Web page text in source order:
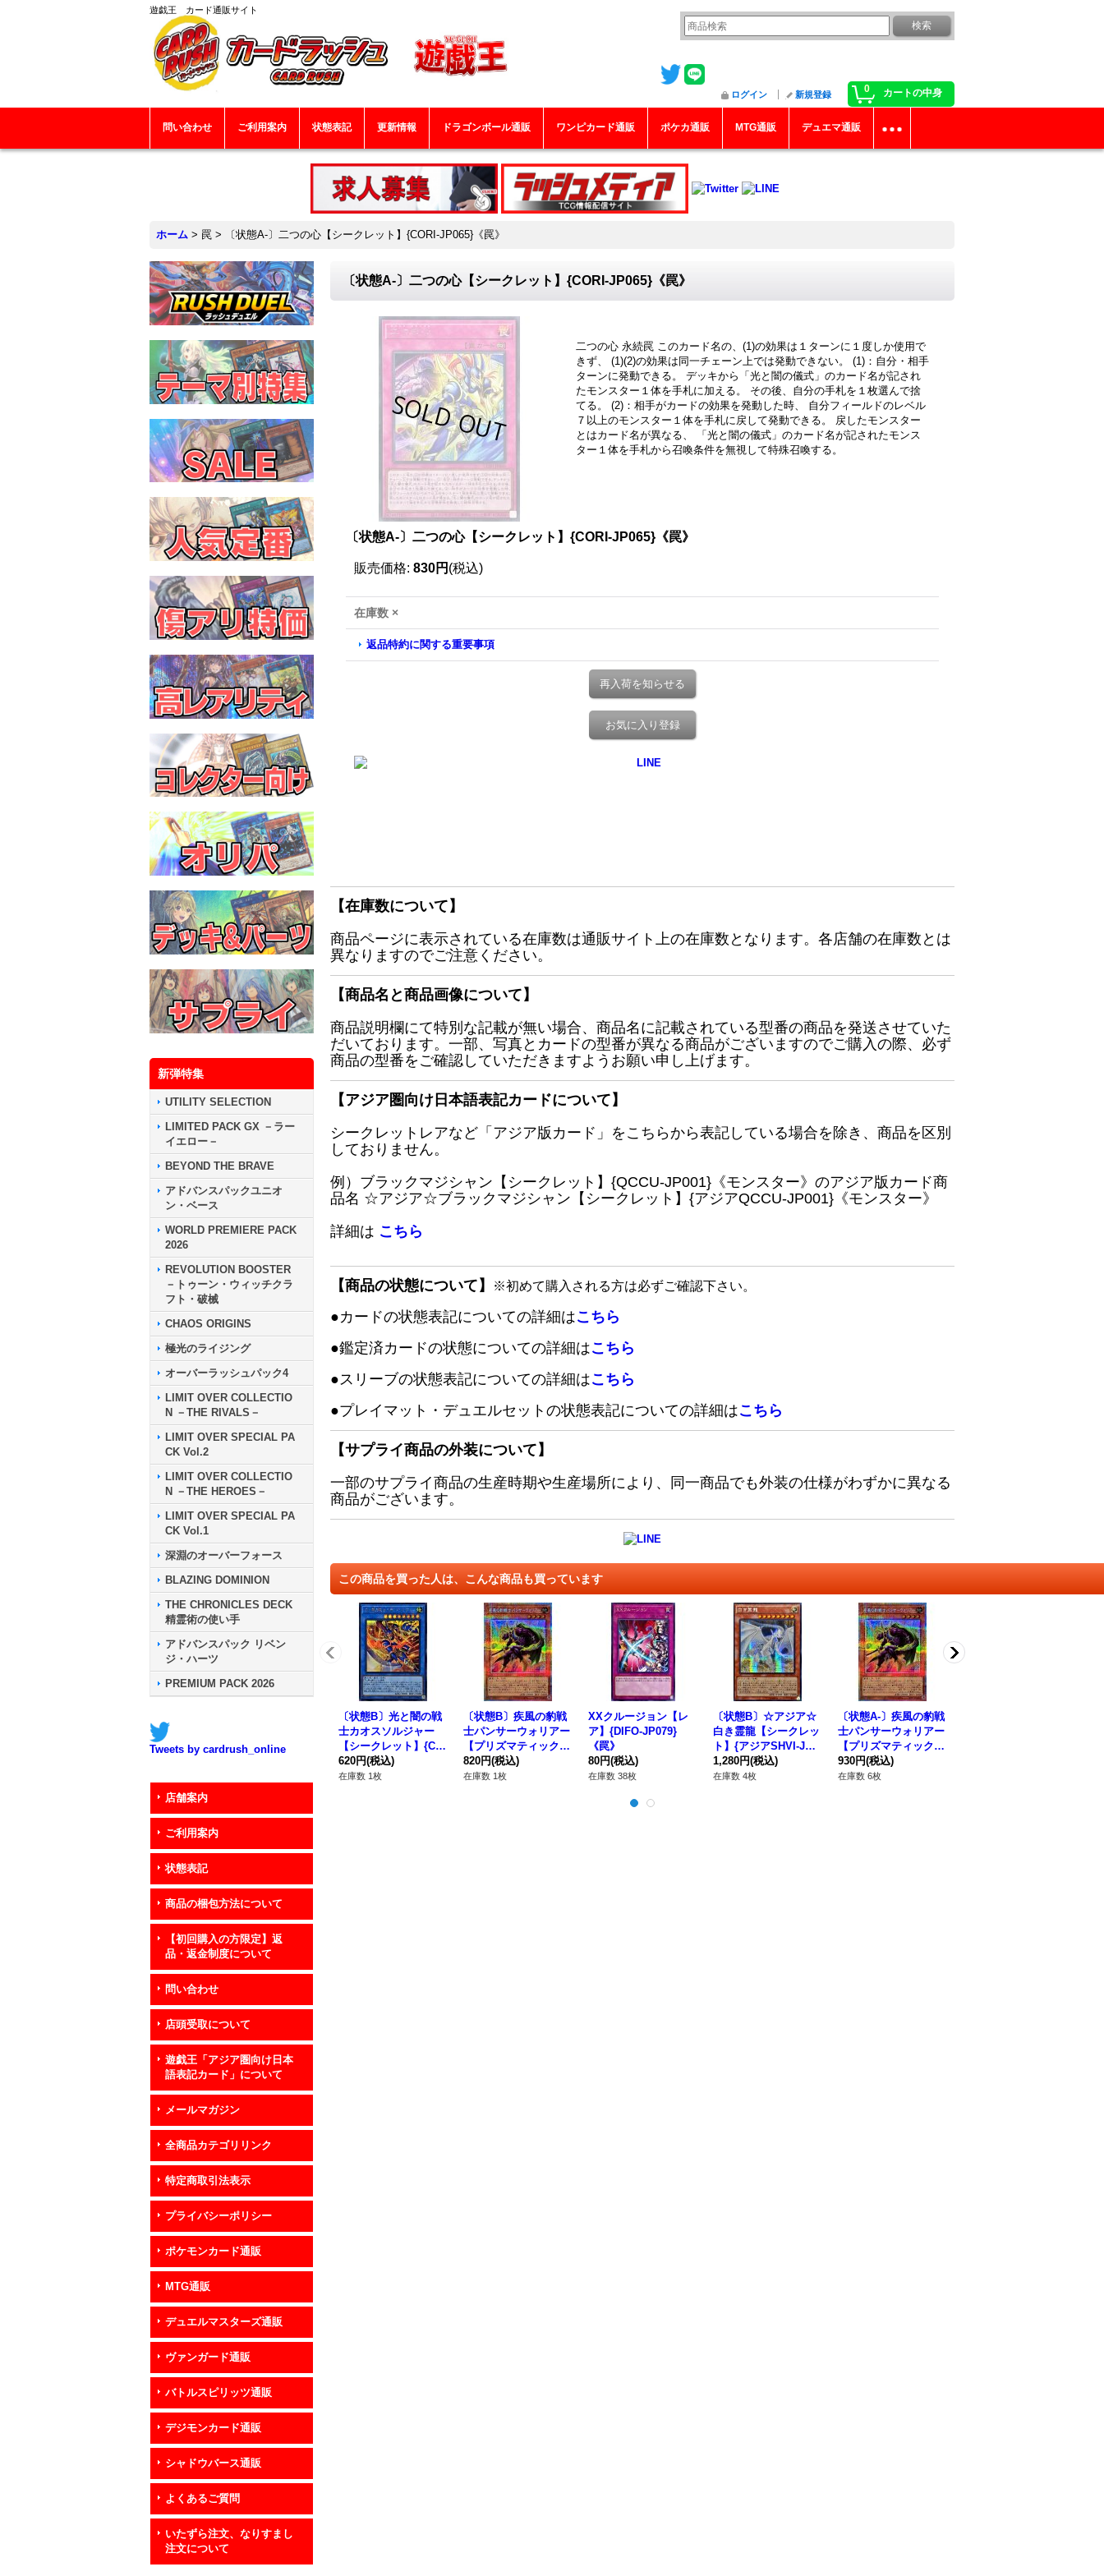
遊戯王 カード通販サイト
0 カートの中身
ログイン 新規登録
問い合わせ ご利用案内 状態表記 更新情報 ドラゴンボール通販 ワンピカード通販 ポケカ通販 MTG通販 デュエマ通販
ホーム > 罠 > 〔状態A-〕二つの心【シークレット】{CORI-JP065}《罠》
新弾特集
UTILITY SELECTION
LIMITED PACK GX －ラー
イエロー－
BEYOND THE BRAVE
アドバンスパックユニオ
ン・ベース
WORLD PREMIERE PACK
2026
REVOLUTION BOOSTER
－トゥーン・ウィッチクラ
フト・破械
CHAOS ORIGINS
極光のライジング
オーバーラッシュパック4
LIMIT OVER COLLECTIO
N －THE RIVALS－
LIMIT OVER SPECIAL PA
CK Vol.2
LIMIT OVER COLLECTIO
N －THE HEROES－
LIMIT OVER SPECIAL PA
CK Vol.1
深淵のオーバーフォース
BLAZING DOMINION
THE CHRONICLES DECK
精霊術の使い手
アドバンスパック リベン
ジ・ハーツ
PREMIUM PACK 2026
Tweets by cardrush_online
店舗案内
ご利用案内
状態表記
商品の梱包方法について
【初回購入の方限定】返
品・返金制度について
問い合わせ
店頭受取について
遊戯王「アジア圏向け日本
語表記カード」について
メールマガジン
全商品カテゴリリンク
特定商取引法表示
プライバシーポリシー
ポケモンカード通販
MTG通販
デュエルマスターズ通販
ヴァンガード通販
バトルスピリッツ通販
デジモンカード通販
シャドウバース通販
よくあるご質問
いたずら注文、なりすまし
注文について
〔状態A-〕二つの心【シークレット】{CORI-JP065}《罠》
二つの心 永続罠 このカード名の、(1)の効果は１ターンに１度しか使用で
きず、 (1)(2)の効果は同一チェーン上では発動できない。 (1)：自分・相手
ターンに発動できる。 デッキから「光と闇の儀式」のカード名が記され
たモンスター１体を手札に加える。 その後、自分の手札を１枚選んで捨
てる。 (2)：相手がカードの効果を発動した時、 自分フィールドのレベル
７以上のモンスター１体を手札に戻して発動できる。 戻したモンスター
とはカード名が異なる、 「光と闇の儀式」のカード名が記されたモンス
ター１体を手札から召喚条件を無視して特殊召喚する。
〔状態A-〕二つの心【シークレット】{CORI-JP065}《罠》
販売価格: 830円 (税込)
在庫数 ×
返品特約に関する重要事項
再入荷を知らせる
お気に入り登録
【在庫数について】
商品ページに表示されている在庫数は通販サイト上の在庫数となります。各店舗の在庫数とは
異なりますのでご注意ください。
【商品名と商品画像について】
商品説明欄にて特別な記載が無い場合、商品名に記載されている型番の商品を発送させていた
だいております。一部、写真とカードの型番が異なる商品がございますのでご購入の際、必ず
商品の型番をご確認していただきますようお願い申し上げます。
【アジア圏向け日本語表記カードについて】
シークレットレアなど「アジア版カード」をこちらから表記している場合を除き、商品を区別
しておりません。
例）ブラックマジシャン【シークレット】{QCCU-JP001}《モンスター》のアジア版カード商
品名 ☆アジア☆ブラックマジシャン【シークレット】{アジアQCCU-JP001}《モンスター》
詳細は こちら
【商品の状態について】 ※初めて購入される方は必ずご確認下さい。
●カードの状態表記についての詳細はこちら
●鑑定済カードの状態についての詳細はこちら
●スリーブの状態表記についての詳細はこちら
●プレイマット・デュエルセットの状態表記についての詳細はこちら
【サプライ商品の外装について】
一部のサプライ商品の生産時期や生産場所により、同一商品でも外装の仕様がわずかに異なる
商品がございます。
この商品を買った人は、こんな商品も買っています
〔状態B〕光と闇の戦
士カオスソルジャー
【シークレット】{CO
RI-JP028}《儀式》
620円(税込)
在庫数 1枚
〔状態B〕疾風の豹戦
士パンサーウォリアー
【プリズマティックシ
ークレット】{BETB-J
P001}《モンスター》
820円(税込)
在庫数 1枚
XXクルージョン【レ
ア】{DIFO-JP079}
《罠》
80円(税込)
在庫数 38枚
〔状態B〕☆アジア☆
白き霊龍【シークレッ
ト】{アジアSHVI-JP0
18}《モンスター》
1,280円(税込)
在庫数 4枚
〔状態A-〕疾風の豹戦
士パンサーウォリアー
【プリズマティックシ
ークレット】{BETB-J
P001}《モンスター》
930円(税込)
在庫数 6枚